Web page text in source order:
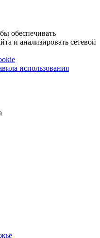
обеспечивать
и анализировать сетевой
использования